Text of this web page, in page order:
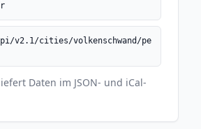
v2.1/cities/volkenschwand/pe
Daten im JSON- und iCal-